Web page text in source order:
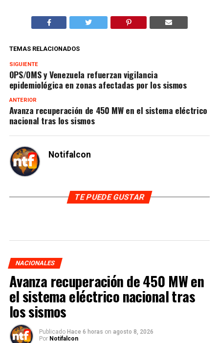
TEMAS RELACIONADOS
SIGUIENTE
OPS/OMS y Venezuela refuerzan vigilancia
epidemiológica en zonas afectadas por los sismos
ANTERIOR
Avanza recuperación de 450 MW en el sistema eléctrico
nacional tras los sismos
Notifalcon
TE PUEDE GUSTAR
NACIONALES
Avanza recuperación de 450 MW en
el sistema eléctrico nacional tras
los sismos
Publicado Hace 6 horas on agosto 8, 2026
Por Notifalcon